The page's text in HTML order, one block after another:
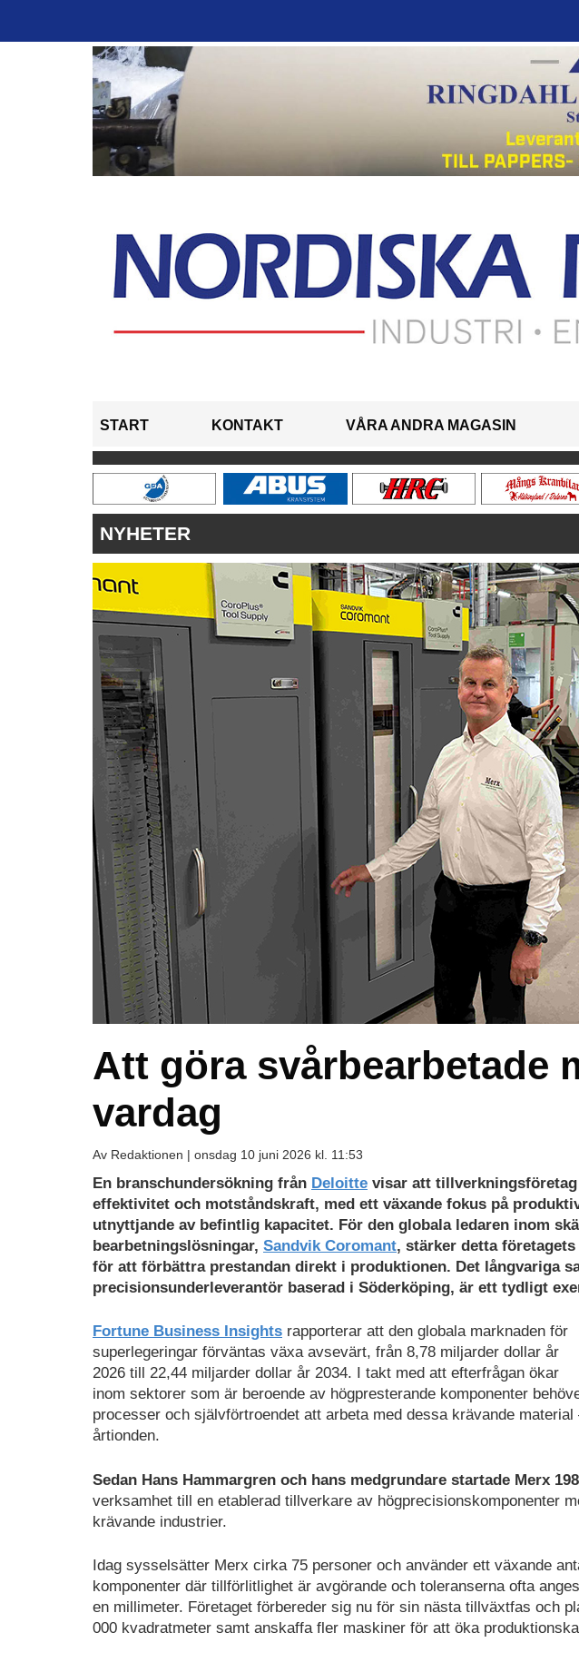
START KONTAKT VÅRA ANDRA MAGASIN
NYHETER
Att göra svårbearbetade
vardag
Av Redaktionen | onsdag 10 juni 2026 kl. 11:53
En branschundersökning från Deloitte visar att
effektivitet och motståndskraft, med ett växande fokus på
utnyttjande av befintlig kapacitet. För den globala ledaren inom
bearbetningslösningar, Sandvik Coromant, stärker detta
för att förbättra prestandan direkt i produktionen. Det långvariga
precisionsunderleverantör baserad i Söderköping, är ett tydligt
Fortune Business Insights rapporterar att den globala marknaden för
superlegeringar förväntas växa avsevärt, från 8,78 miljarder dollar år
2026 till 22,44 miljarder dollar år 2034. I takt med att efterfrågan ökar
inom sektorer som är beroende av högpresterande komponenter
processer och självförtroendet att arbeta med dessa krävande
årtionden.
Sedan Hans Hammargren och hans medgrundare startade Merx
verksamhet till en etablerad tillverkare av högprecisionskomponenter
krävande industrier.
Idag sysselsätter Merx cirka 75 personer och använder ett växande
komponenter där tillförlitlighet är avgörande och toleranserna ofta
en millimeter. Företaget förbereder sig nu för sin nästa tillväxtfas och
000 kvadratmeter samt anskaffa fler maskiner för att öka